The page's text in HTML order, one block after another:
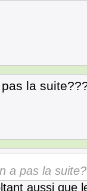
la
a pas la
aussi que